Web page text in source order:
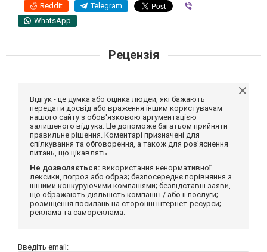
Reddit Telegram
WhatsApp
Рецензія
Відгук - це думка або оцінка людей, які бажають
передати досвід або враження іншим користувачам
нашого сайту з обов'язковою аргументацією
залишеного відгука. Це допоможе багатьом прийняти
правильне рішення. Коментарі призначені для
спілкування та обговорення, а також для роз'яснення
питань, що цікавлять.
Не дозволяється: використання ненормативної
лексики, погроз або образ; безпосереднє порівняння з
іншими конкуруючими компаніями; безпідставні заяви,
що ображають діяльність компанії і / або її послуги;
розміщення посилань на сторонні інтернет-ресурси;
реклама та самореклама.
Введіть email: